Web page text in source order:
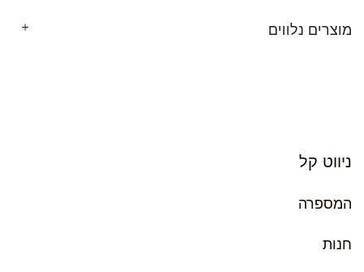
מוצרים נלווים
ניווט קל
המספרה
חנות